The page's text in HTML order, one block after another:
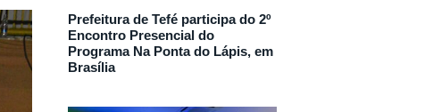
Prefeitura de Tefé participa do 2º
Encontro Presencial do
Programa Na Ponta do Lápis, em
Brasília